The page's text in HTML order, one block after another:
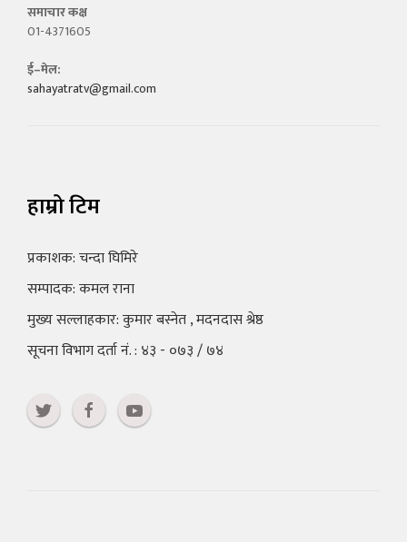
समाचार कक्ष
01-4371605
ई–मेल:
sahayatratv@gmail.com
हाम्रो टिम
प्रकाशक: चन्दा घिमिरे
सम्पादक: कमल राना
मुख्य सल्लाहकार: कुमार बस्नेत , मदनदास श्रेष्ठ
सूचना विभाग दर्ता नं. : ४३ - ०७३ / ७४